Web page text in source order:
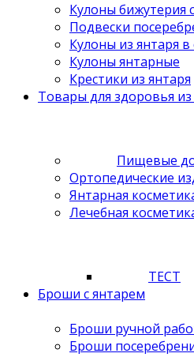
Кулоны бижутерия
Подвески
Кулоны из янтаря
Кулоны янтарные
Крестики из янтаря
Товары для здоровья из
Пищевые
Ортопедические
Янтарная
Лечебная
ТЕСТ
Броши с янтарем
Броши ручной
Броши